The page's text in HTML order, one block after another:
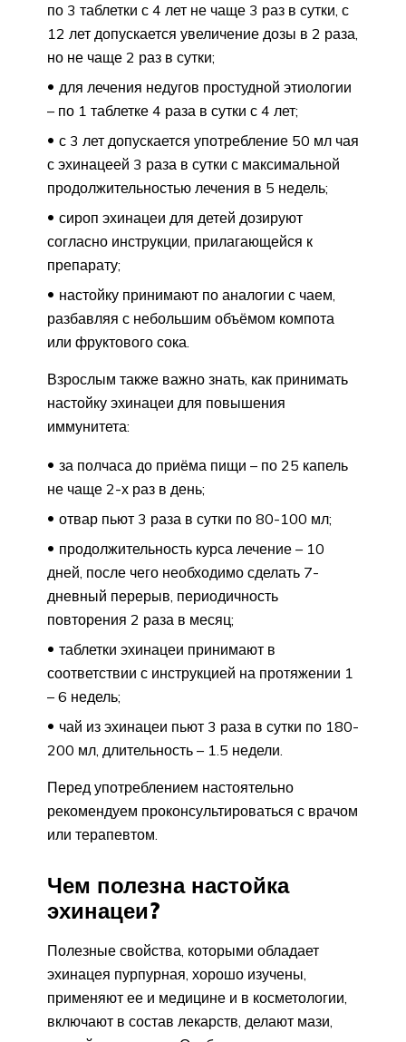
по 3 таблетки с 4 лет не чаще 3 раз в сутки, с
12 лет допускается увеличение дозы в 2 раза,
но не чаще 2 раз в сутки;
для лечения недугов простудной этиологии
– по 1 таблетке 4 раза в сутки с 4 лет;
с 3 лет допускается употребление 50 мл чая
с эхинацеей 3 раза в сутки с максимальной
продолжительностью лечения в 5 недель;
сироп эхинацеи для детей дозируют
согласно инструкции, прилагающейся к
препарату;
настойку принимают по аналогии с чаем,
разбавляя с небольшим объёмом компота
или фруктового сока.
Взрослым также важно знать, как принимать
настойку эхинацеи для повышения
иммунитета:
за полчаса до приёма пищи – по 25 капель
не чаще 2-х раз в день;
отвар пьют 3 раза в сутки по 80-100 мл;
продолжительность курса лечение – 10
дней, после чего необходимо сделать 7-
дневный перерыв, периодичность
повторения 2 раза в месяц;
таблетки эхинацеи принимают в
соответствии с инструкцией на протяжении 1
– 6 недель;
чай из эхинацеи пьют 3 раза в сутки по 180-
200 мл, длительность – 1.5 недели.
Перед употреблением настоятельно
рекомендуем проконсультироваться с врачом
или терапевтом.
Чем полезна настойка
эхинацеи?
Полезные свойства, которыми обладает
эхинацея пурпурная, хорошо изучены,
применяют ее и медицине и в косметологии,
включают в состав лекарств, делают мази,